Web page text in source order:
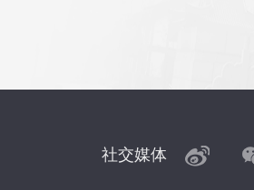
社交媒体